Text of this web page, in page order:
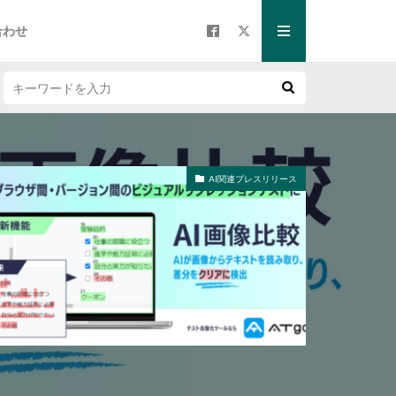
わせ
AI関連プレスリリース